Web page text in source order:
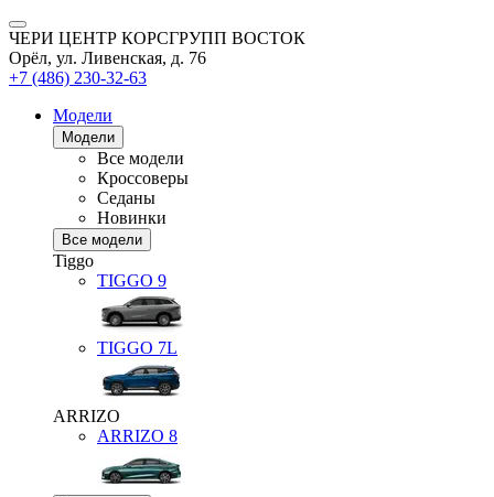
ЧЕРИ ЦЕНТР КОРСГРУПП ВОСТОК
Орёл, ул. Ливенская, д. 76
+7 (486) 230-32-63
Модели
Модели
Все модели
Кроссоверы
Седаны
Новинки
Все модели
Tiggo
TIGGO 9
TIGGO 7L
ARRIZO
ARRIZO 8